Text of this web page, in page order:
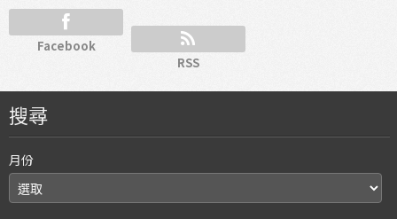
Facebook
RSS
搜尋
月份